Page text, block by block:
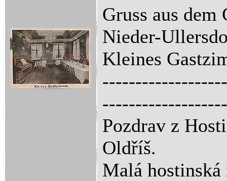
Gruss aus dem
Nieder-
Kleines
-------------------
Pozdrav z
Oldříš.
Malá